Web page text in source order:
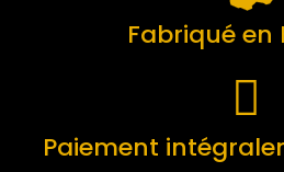
Fabriqué en
Paiement